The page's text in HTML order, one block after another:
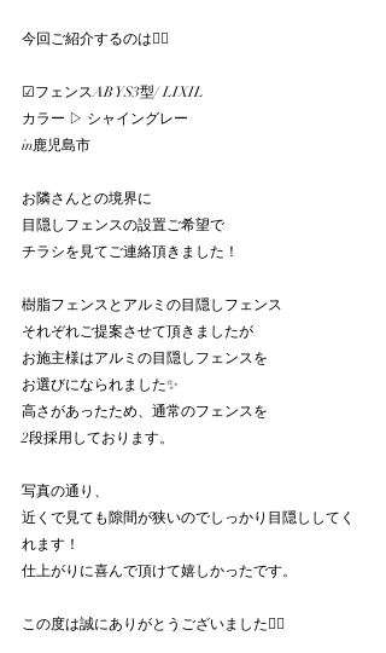
今回ご紹介するのは💁‍♀️
☑︎フェンスAB YS3型/ LIXIL
カラー ▷ シャイングレー
in鹿児島市
お隣さんとの境界に
目隠しフェンスの設置ご希望で
チラシを見てご連絡頂きました！
樹脂フェンスとアルミの目隠しフェンス
それぞれご提案させて頂きましたが
お施主様はアルミの目隠しフェンスを
お選びになられました✨
高さがあったため、通常のフェンスを
2段採用しております。
写真の通り、
近くで見ても隙間が狭いのでしっかり目隠ししてく
れます！
仕上がりに喜んで頂けて嬉しかったです。
この度は誠にありがとうございました🙇‍♀️